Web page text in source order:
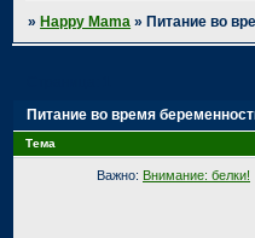
»Happy Mama »Питание во
Питание во время
Тема
Важно: Внимание: белки!